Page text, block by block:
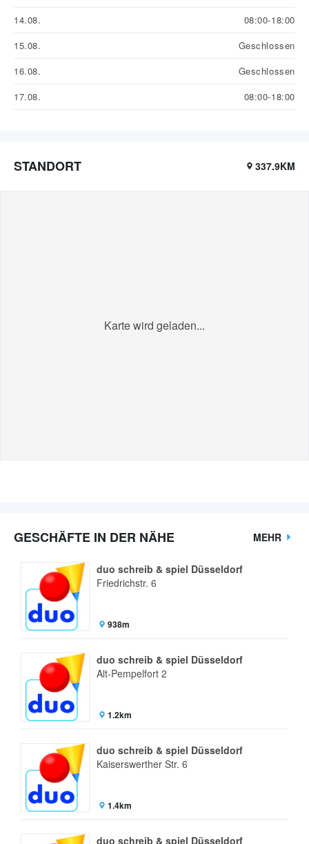
14.08.
08:00-18:00
15.08.
Geschlossen
16.08.
Geschlossen
17.08.
08:00-18:00
STANDORT 337.9KM
Karte wird geladen...
GESCHÄFTE IN DER NÄHE MEHR
duo schreib & spiel Düsseldorf
Friedrichstr. 6
938m
duo schreib & spiel Düsseldorf
Alt-Pempelfort 2
1.2km
duo schreib & spiel Düsseldorf
Kaiserswerther Str. 6
1.4km
duo schreib & spiel Düsseldorf